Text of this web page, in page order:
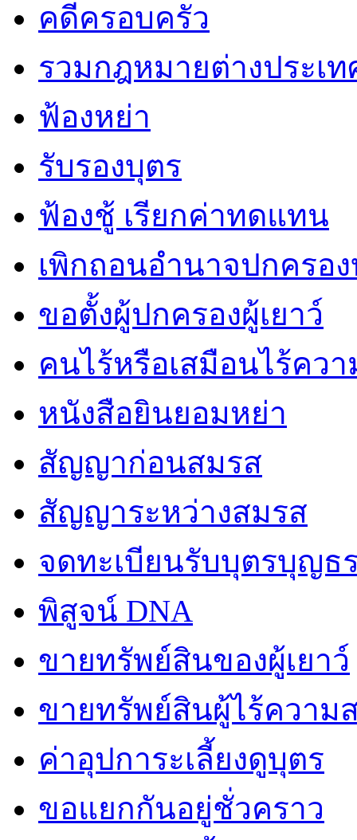
คดีครอบครัว
รวมกฎหมายต่างประเท
ฟ้องหย่า
รับรองบุตร
ฟ้องชู้ เรียกค่าทดแทน
เพิกถอนอำนาจปกครอ
ขอตั้งผู้ปกครองผู้เยาว์
คนไร้หรือเสมือนไร้คว
หนังสือยินยอมหย่า
สัญญาก่อนสมรส
สัญญาระหว่างสมรส
จดทะเบียนรับบุตรบุญธ
พิสูจน์ DNA
ขายทรัพย์สินของผู้เยาว์
ขายทรัพย์สินผู้ไร้ความ
ค่าอุปการะเลี้ยงดูบุตร
ขอแยกกันอยู่ชั่วคราว